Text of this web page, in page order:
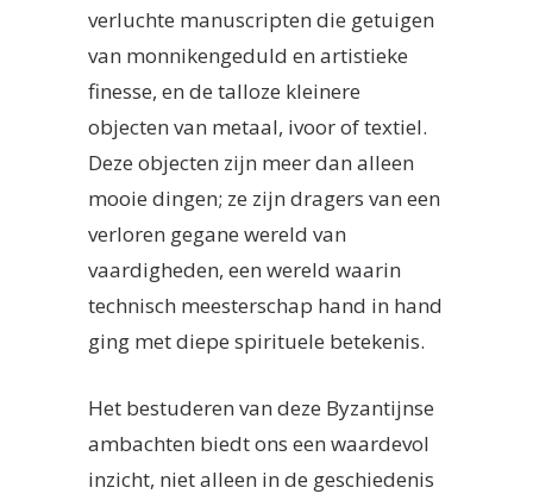
verluchte manuscripten die getuigen
van monnikengeduld en artistieke
finesse, en de talloze kleinere
objecten van metaal, ivoor of textiel.
Deze objecten zijn meer dan alleen
mooie dingen; ze zijn dragers van een
verloren gegane wereld van
vaardigheden, een wereld waarin
technisch meesterschap hand in hand
ging met diepe spirituele betekenis.
Het bestuderen van deze Byzantijnse
ambachten biedt ons een waardevol
inzicht, niet alleen in de geschiedenis